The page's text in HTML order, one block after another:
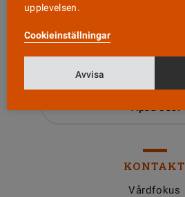
Tipsa oss!
KONTAKT
Vårdfokus
upplevelsen.
Cookieinställningar
Avvisa